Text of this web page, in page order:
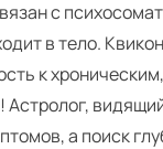
с
в тело.
к
а поиск